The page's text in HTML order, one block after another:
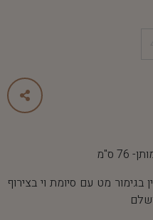
מט עם סיומת וי בצירוף